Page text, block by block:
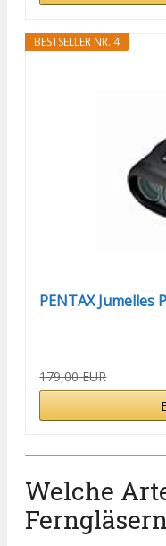
BESTSELLER NR. 4
PENTAX Jumelles
179,00 EUR
Welche